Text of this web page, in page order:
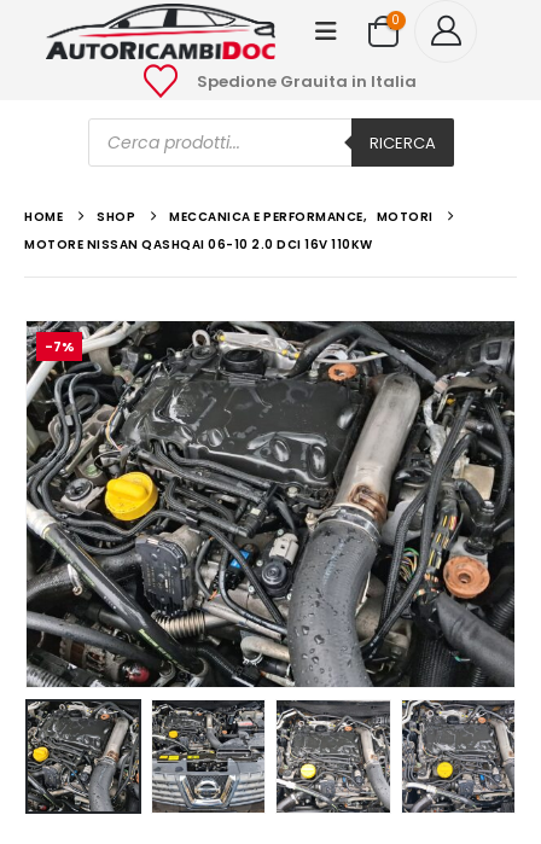
0
Spedione Grauita in Italia
Ricerca
prodotti RICERCA
HOME SHOP MECCANICA E PERFORMANCE, MOTORI
MOTORE NISSAN QASHQAI 06-10 2.0 DCI 16V 110KW
-7%